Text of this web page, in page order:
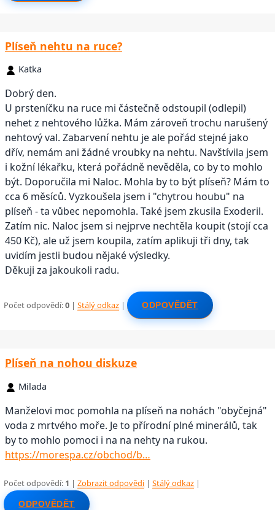
Plíseň nehtu na ruce?
Katka
Dobrý den.
U prsteníčku na ruce mi částečně odstoupil (odlepil)
nehet z nehtového lůžka. Mám zároveň trochu narušený
nehtový val. Zabarvení nehtu je ale pořád stejné jako
dřív, nemám ani žádné vroubky na nehtu. Navštívila jsem
i kožní lékařku, která pořádně nevěděla, co by to mohlo
být. Doporučila mi Naloc. Mohla by to být plíseň? Mám to
cca 6 měsíců. Vyzkoušela jsem i "chytrou houbu" na
plíseň - ta vůbec nepomohla. Také jsem zkusila Exoderil.
Zatím nic. Naloc jsem si nejprve nechtěla koupit (stojí cca
450 Kč), ale už jsem koupila, zatím aplikuji tři dny, tak
uvidím jestli budou nějaké výsledky.
Děkuji za jakoukoli radu.
Počet odpovědí:0 |Stálý odkaz | ODPOVĚDĚT
Plíseň na nohou diskuze
Milada
Manželovi moc pomohla na plíseň na nohách "obyčejná"
voda z mrtvého moře. Je to přírodní plné minerálů, tak
by to mohlo pomoci i na na nehty na rukou.
https://morespa.cz/obchod/b…
Počet odpovědí: 1 |Zobrazit odpovědi |Stálý odkaz |
ODPOVĚDĚT